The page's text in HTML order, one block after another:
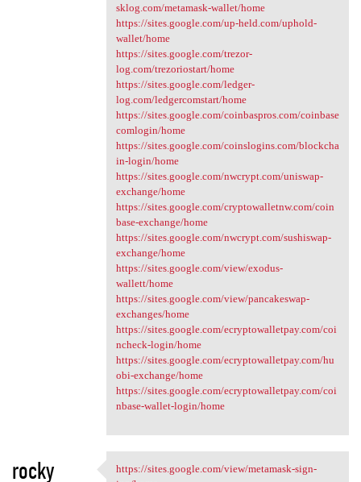
sklog.com/metamask-wallet/home
https://sites.google.com/up-held.com/uphold-
wallet/home
https://sites.google.com/trezor-
log.com/trezoriostart/home
https://sites.google.com/ledger-
log.com/ledgercomstart/home
https://sites.google.com/coinbaspros.com/coinbase
comlogin/home
https://sites.google.com/coinslogins.com/blockcha
in-login/home
https://sites.google.com/nwcrypt.com/uniswap-
exchange/home
https://sites.google.com/cryptowalletnw.com/coin
base-exchange/home
https://sites.google.com/nwcrypt.com/sushiswap-
exchange/home
https://sites.google.com/view/exodus-
wallett/home
https://sites.google.com/view/pancakeswap-
exchanges/home
https://sites.google.com/ecryptowalletpay.com/coi
ncheck-login/home
https://sites.google.com/ecryptowalletpay.com/hu
obi-exchange/home
https://sites.google.com/ecryptowalletpay.com/coi
nbase-wallet-login/home
rocky
https://sites.google.com/view/metamask-sign-